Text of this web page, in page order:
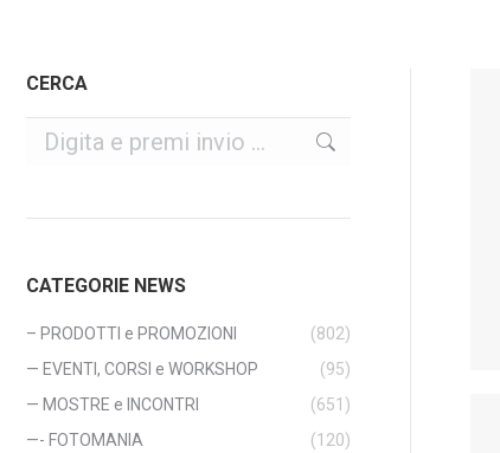
CERCA
Cerca
CATEGORIE NEWS
– PRODOTTI e PROMOZIONI
(802)
— EVENTI, CORSI e WORKSHOP
(95)
— MOSTRE e INCONTRI
(651)
—- FOTOMANIA
(120)